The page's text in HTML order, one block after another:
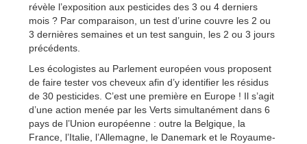
révèle l’exposition aux pesticides des 3 ou 4 derniers
mois ? Par comparaison, un test d’urine couvre les 2 ou
3 dernières semaines et un test sanguin, les 2 ou 3 jours
précédents.
Les écologistes au Parlement européen vous proposent
de faire tester vos cheveux afin d’y identifier les résidus
de 30 pesticides. C’est une première en Europe ! Il s’agit
d’une action menée par les Verts simultanément dans 6
pays de l’Union européenne : outre la Belgique, la
France, l’Italie, l’Allemagne, le Danemark et le Royaume-